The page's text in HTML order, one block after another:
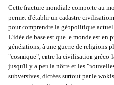
Cette fracture mondiale comporte au
permet d'établir un cadastre
pour comprendre la géopolitique
L'idée de base est que le monde est en
générations, à une guerre de religions
"cosmique", entre la civilisation
jusqu'il y a peu la nôtre et les
subversives, dictées surtout par le